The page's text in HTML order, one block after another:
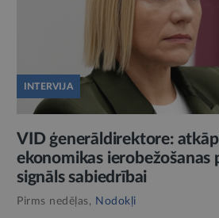
INTERVIJA
VID ģenerāldirektore:
ekonomikas ierobežošanas
signāls sabiedrībai
Pirms nedēļas, Nodokļi